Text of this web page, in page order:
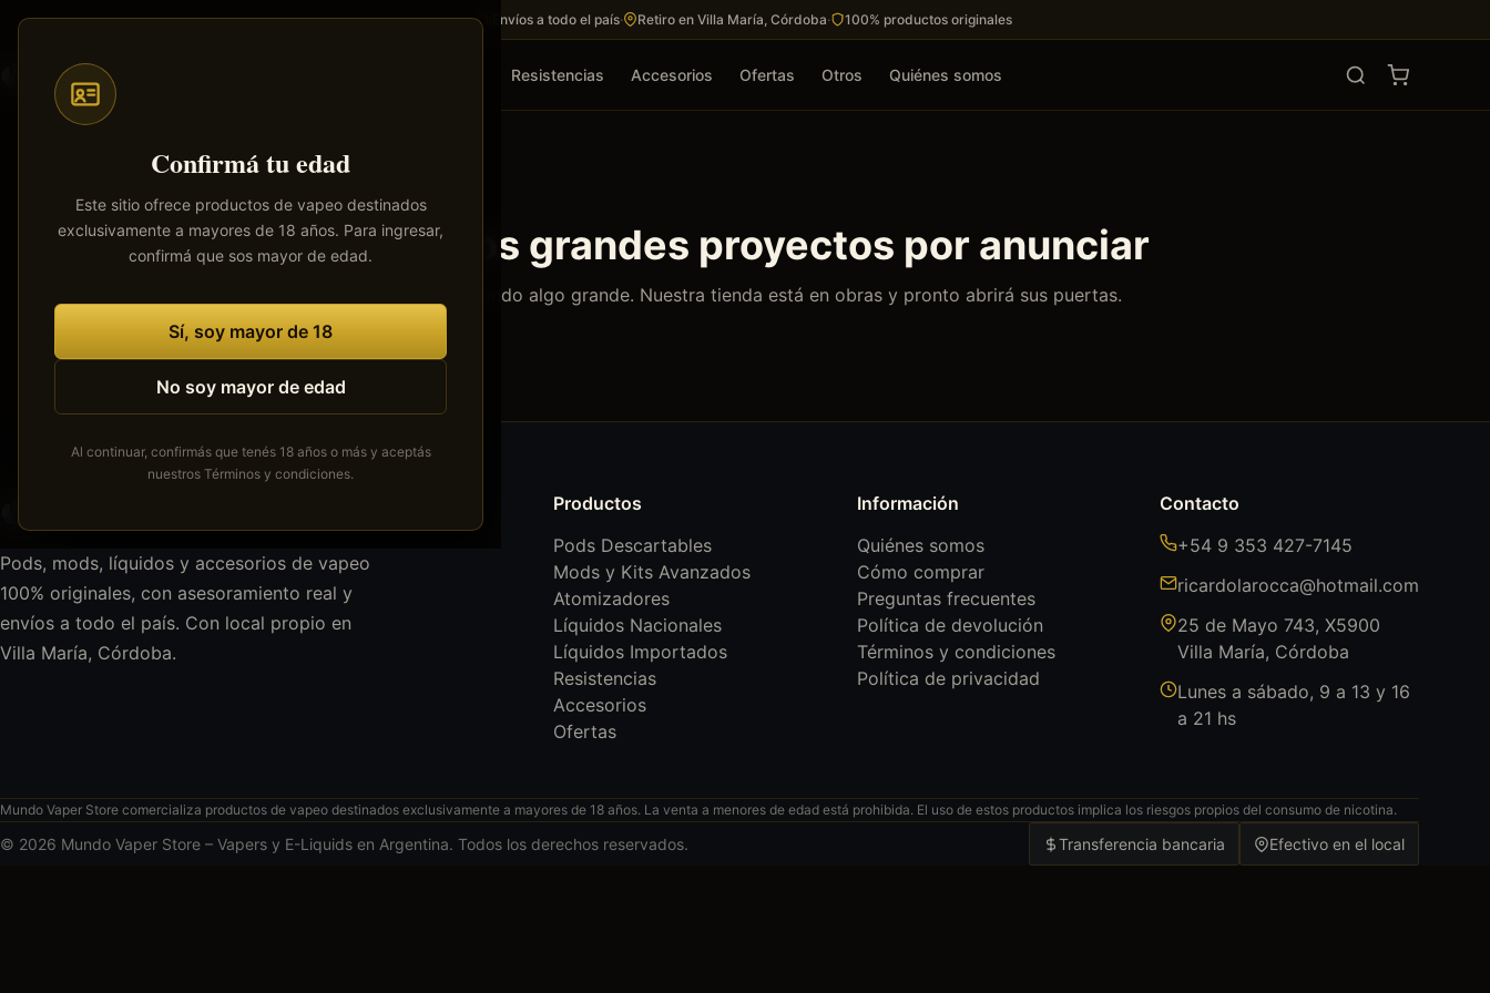
Confirmá tu edad
Este sitio ofrece productos de vapeo destinados
exclusivamente a mayores de 18 años. Para ingresar,
confirmá que sos mayor de edad.
Sí, soy mayor de 18
No soy mayor de edad
Al continuar, confirmás que tenés 18 años o más y aceptás
nuestros Términos y condiciones.
Saltar
contenido
principal
Envíos a todo el país· Retiro en Villa María, Córdoba· 100% productos originales
Todos Resistencias Accesorios Ofertas Otros Quiénes somos
Tenemos grandes proyectos por anunciar
Se está cocinando algo grande. Nuestra tienda está en obras y pronto abrirá sus puertas.
Pods, mods, líquidos y accesorios de vapeo
100% originales, con asesoramiento real y
envíos a todo el país. Con local propio en
Villa María, Córdoba.
Productos
Pods Descartables
Mods y Kits Avanzados
Atomizadores
Líquidos Nacionales
Líquidos Importados
Resistencias
Accesorios
Ofertas
Información
Quiénes somos
Cómo comprar
Preguntas frecuentes
Política de devolución
Términos y condiciones
Política de privacidad
Contacto
+54 9 353 427-7145
ricardolarocca@hotmail.com
25 de Mayo 743, X5900
Villa María, Córdoba
Lunes a sábado, 9 a 13 y 16
a 21 hs
Mundo Vaper Store comercializa productos de vapeo destinados exclusivamente a mayores de 18 años. La venta a menores de edad está prohibida. El uso de estos productos implica los riesgos propios del consumo de nicotina.
© 2026 Mundo Vaper Store – Vapers y E-Liquids en Argentina. Todos los derechos reservados. Transferencia bancaria Efectivo en el local